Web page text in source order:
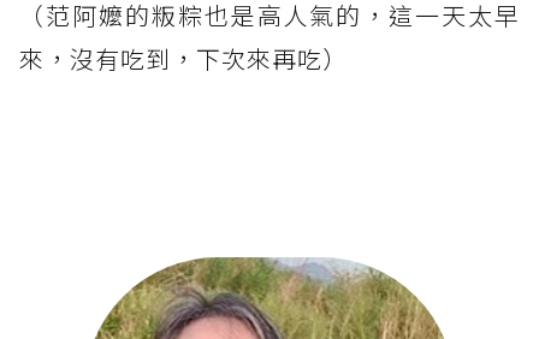
（范阿嬤的粄粽也是高人氣的，這一天太早
來，沒有吃到，下次來再吃）